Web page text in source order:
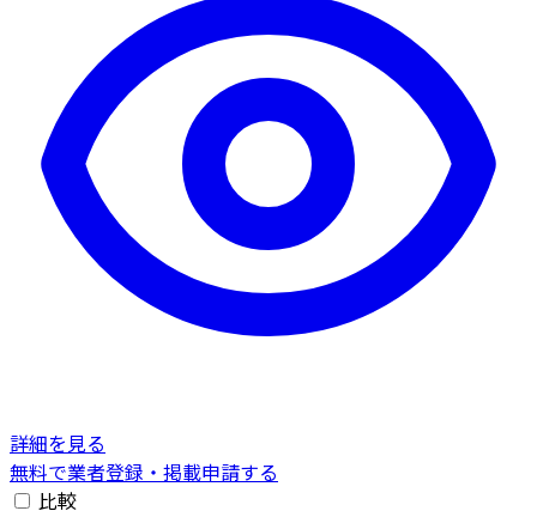
詳細を見る
無料で業者登録・掲載申請する
比較